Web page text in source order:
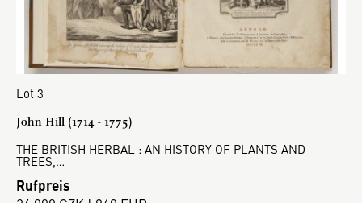
Lot 3
John Hill (1714 - 1775)
THE BRITISH HERBAL : AN HISTORY OF PLANTS AND
TREES,…
Rufpreis